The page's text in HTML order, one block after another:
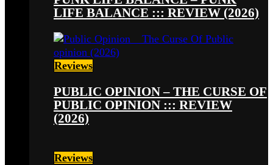
LIFE BALANCE ::: REVIEW (2026)
Reviews
PUBLIC OPINION – THE CURSE OF
PUBLIC OPINION ::: REVIEW
(2026)
Reviews